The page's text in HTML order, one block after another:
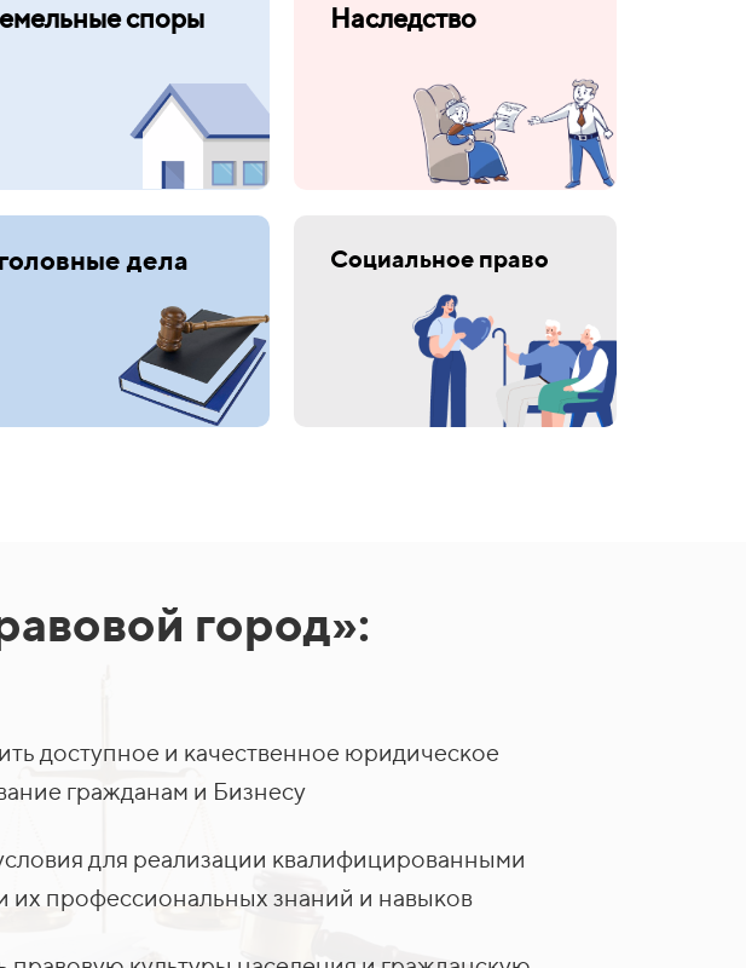
споры Наследство
дела Социальное право
город»:
доступное и качественное юридическое
гражданам и Бизнесу
для реализации квалифицированными
их профессиональных знаний и навыков